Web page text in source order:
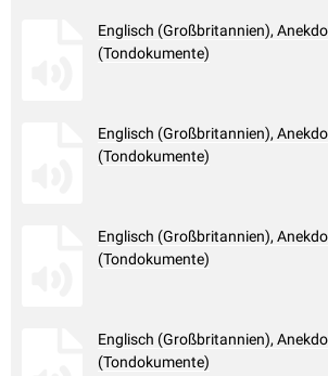
Englisch (Großbritannien),
(Tondokumente)
Englisch (Großbritannien),
(Tondokumente)
Englisch (Großbritannien),
(Tondokumente)
Englisch (Großbritannien),
(Tondokumente)